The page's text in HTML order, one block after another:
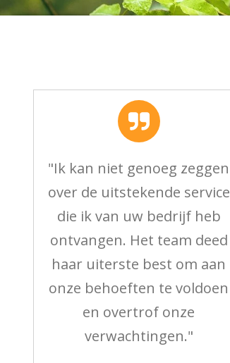
"Ik kan niet genoeg zeggen
over de uitstekende service
die ik van uw bedrijf heb
ontvangen. Het team deed
haar uiterste best om aan
onze behoeften te voldoen
en overtrof onze
verwachtingen."